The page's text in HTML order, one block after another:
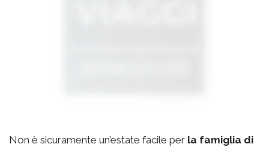
Non è sicuramente un’estate facile per la famiglia di